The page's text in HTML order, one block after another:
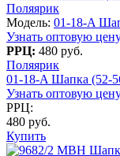
Поляярик
Модель: 01-18-A
Узнать оптовую
РРЦ: 480 руб.
Поляярик
01-18-A Шапка (52-
Узнать оптовую
РРЦ:
480 руб.
Купить